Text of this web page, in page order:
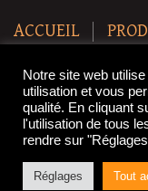
ACCUEIL
Copyright ©
Notre site web
utilisation et vous
qualité. En cliquant
l'utilisation de tous
rendre sur
Réglages Tout